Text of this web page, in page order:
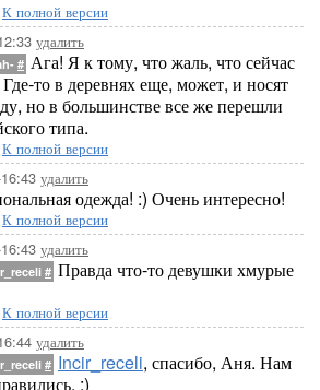
К полной версии
удалить
# Ага! Я к тому, что жаль, что сейчас
то в деревнях еще, может, и носят
но в большинстве все же перешли
типа.
К полной версии
удалить
одежда! :) Очень интересно!
К полной версии
удалить
# Правда что-то девушки хмурые
К полной версии
удалить
# Incir_receli, спасибо, Аня. Нам
:)